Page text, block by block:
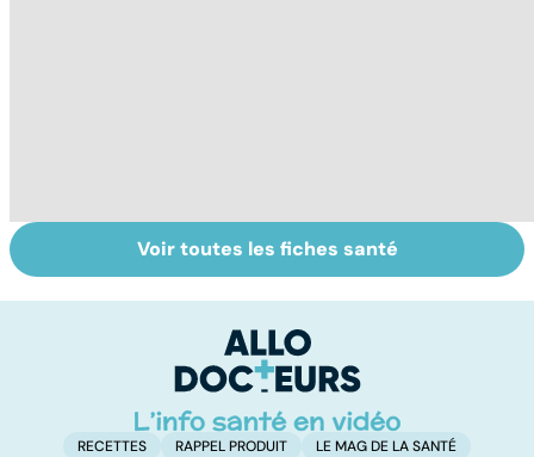
Ostéoporose :
préserver le
Le magnésium,
un oligo-élément
Voir toutes les fiches santé
RECETTES RAPPEL PRODUIT LE MAG DE LA SANTÉ